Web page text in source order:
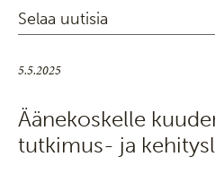
Selaa uutisia
5.5.2025
Äänekoskelle
tutkimus- ja